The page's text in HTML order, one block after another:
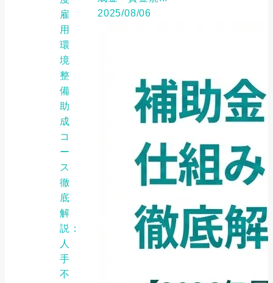
雇
用
環
境
整
備
助
成
コ
ー
ス
徹
底
解
説：
人
手
不
2025/08/06